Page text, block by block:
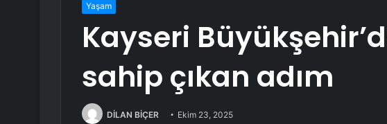
Yaşam
Kayseri
sahip çıkan adım
DİLAN BİÇER Ekim 23, 2025